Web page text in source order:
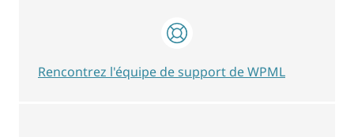
Rencontrez l'équipe de support de WPML